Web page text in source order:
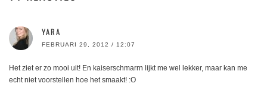
YARA
FEBRUARI 29, 2012 / 12:07
Het ziet er zo mooi uit! En kaiserschmarrn lijkt me wel lekker, maar kan me
echt niet voorstellen hoe het smaakt! :O